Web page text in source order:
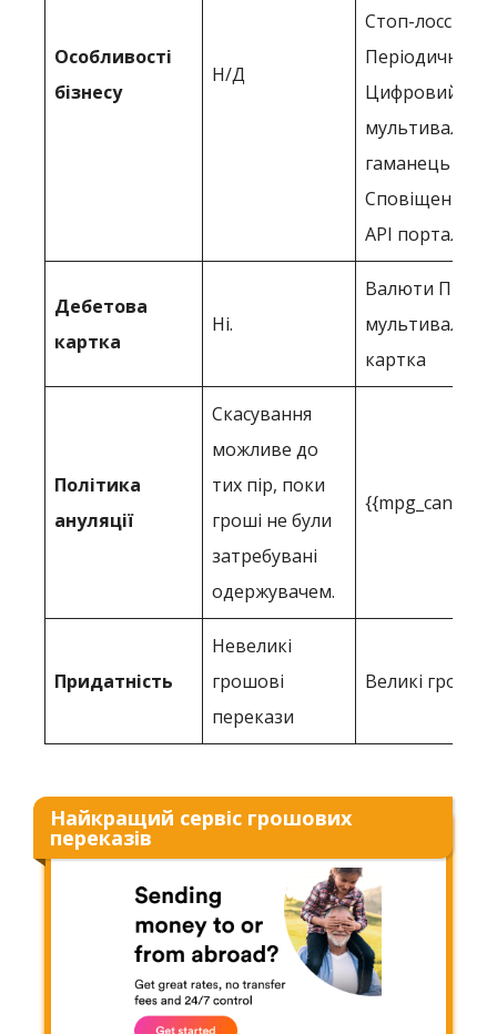
Особливості
бізнесу
Н/Д
Стоп-лосс
Періодичні
Цифровий
гаманець
Сповіщення
API порталу
Дебетова
картка
Ні.
Валюти Пряма
картка
Політика
ануляції
Скасування
можливе до
тих пір, поки
гроші не були
затребувані
одержувачем.
Придатність
Невеликі
грошові
перекази
Великі
Найкращий сервіс грошових
переказів